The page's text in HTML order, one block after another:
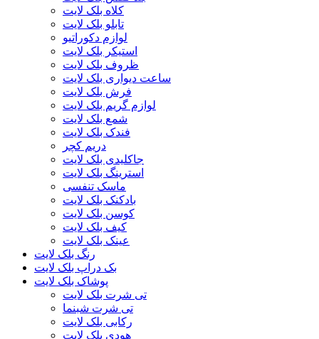
کلاه بلک لایت
تابلو بلک لایت
لوازم دکوراتیو
استیکر بلک لایت
ظروف بلک لایت
ساعت دیواری بلک لایت
فرش بلک لایت
لوازم گریم بلک لایت
شمع بلک لایت
فندک بلک لایت
دریم کچر
جاکلیدی بلک لایت
استرینگ بلک لایت
ماسک تنفسی
بادکنک بلک لایت
کوسن بلک لایت
کیف بلک لایت
عینک بلک لایت
رنگ بلک لایت
بک دراپ بلک لایت
پوشاک بلک لایت
تی شرت بلک لایت
تی شرت شبنما
رکابی بلک لایت
هودی بلک لایت